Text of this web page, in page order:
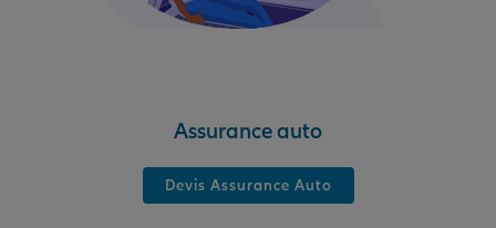
Assurance auto
Devis Assurance Auto